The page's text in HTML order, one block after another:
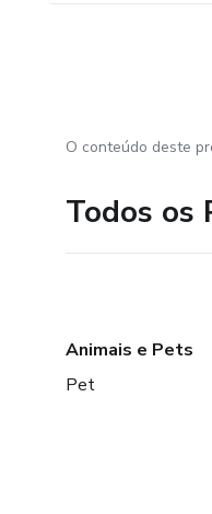
O conteúdo deste
Todos os
Animais e Pets
Pet